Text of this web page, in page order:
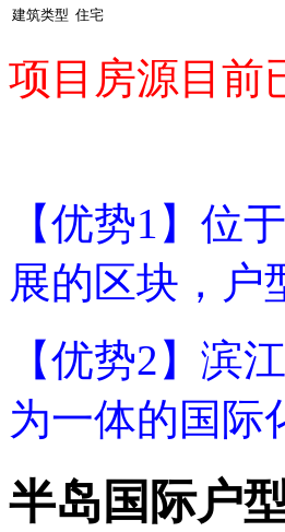
建筑类型 住宅
项目房源目前
【优势1】位
展的区块，户
【优势2】滨
为一体的国际
半岛国际户